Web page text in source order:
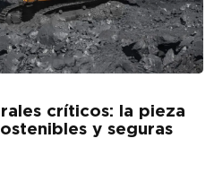
críticos: la pieza
y seguras